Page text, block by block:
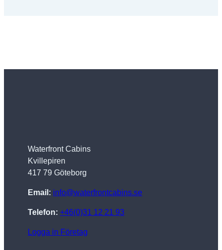
Waterfront Cabins
Kvillepiren
417 79 Göteborg
Email: info@waterfrontcabins.se
Telefon: +46(0)31 12 21 93
Logga in Företag